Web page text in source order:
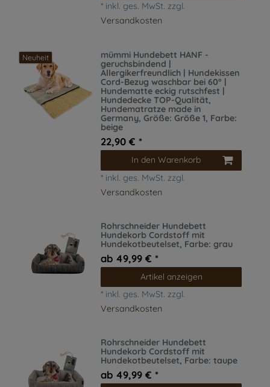
* inkl. ges. MwSt. zzgl.
Versandkosten
Neuheit
mümmi Hundebett HANF -
geruchsbindend |
Allergikerfreundlich | Hundekissen
Cord-Bezug waschbar bei 60° |
Hundematte eckig rutschfest |
Hundedecke TOP-Qualität,
Hundematratze made in
Germany, Größe: Größe 1, Farbe:
beige
22,90 € *
In den Warenkorb
* inkl. ges. MwSt. zzgl.
Versandkosten
Rohrschneider Hundebett
Hundekorb Cordstoff mit
Hundekotbeutelset, Farbe: grau
ab 49,99 € *
Artikel anzeigen
* inkl. ges. MwSt. zzgl.
Versandkosten
Rohrschneider Hundebett
Hundekorb Cordstoff mit
Hundekotbeutelset, Farbe: taupe
ab 49,99 € *